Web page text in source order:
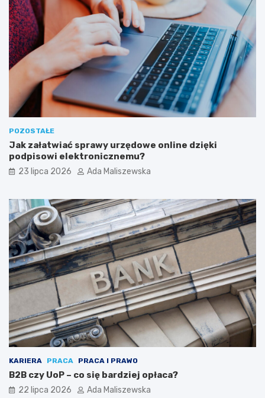
POZOSTAŁE
Jak załatwiać sprawy urzędowe online dzięki
podpisowi elektronicznemu?
23 lipca 2026 Ada Maliszewska
KARIERA PRACA PRACA I PRAWO
B2B czy UoP – co się bardziej opłaca?
22 lipca 2026 Ada Maliszewska